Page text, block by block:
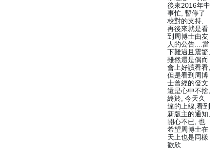
後來2016年中
事忙, 暫停了
校對的支持,
再後來就是看
到周博士由友
人的公告....當
下難過且震驚,
雖然還是偶而
會上好讀看看,
但是看到周博
士曾經的發文
還是心中不捨,
終於, 今天久
違的上線,看到
新版主的通知,
開心不已, 也
希望周博士在
天上也是同樣
歡欣.